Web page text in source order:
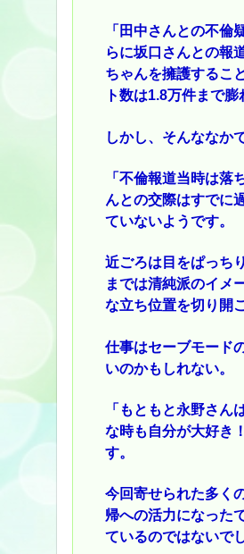
「田中さんとの不
らに坂口さんとの報
ちゃんを擁護するこ
ト数は1.8万件まで
しかし、そんななか
「不倫報道当時は落
んとの交際はすでに
ていないようです。
近ごろは目をぱっち
までは清純派のイメ
な立ち位置を切り開
仕事はセーブモード
いのかもしれない。
「もともと永野さ
な時も自分が大好き
す。
今回寄せられた多く
帰への活力になった
ているのではないで